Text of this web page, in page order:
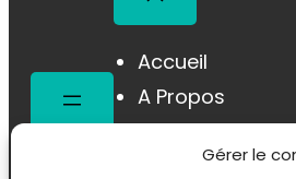
Gérer le
Accueil
A Propos
Mes Prestations